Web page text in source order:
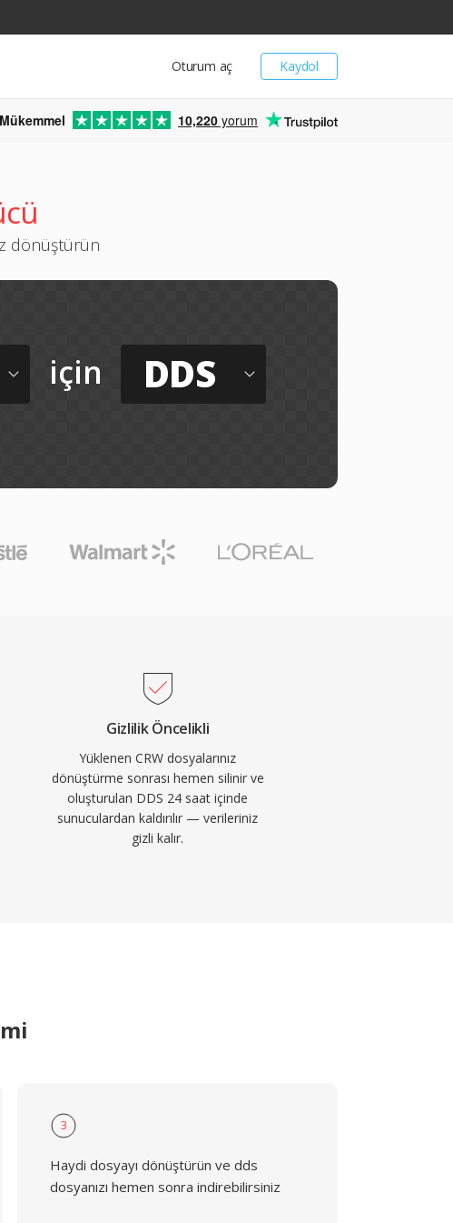
Kaydol
Oturum aç
Mükemmel 10,220 yorum
dönüştürün
için DDS
Gizlilik Öncelikli
Yüklenen CRW dosyalarınız
dönüştürme sonrası hemen silinir ve
oluşturulan DDS 24 saat içinde
sunuculardan kaldırılır — verileriniz
gizli kalır.
3
Haydi dosyayı dönüştürün ve dds
dosyanızı hemen sonra indirebilirsiniz